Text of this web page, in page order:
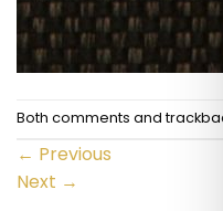
Both comments and
← Previous
Next →